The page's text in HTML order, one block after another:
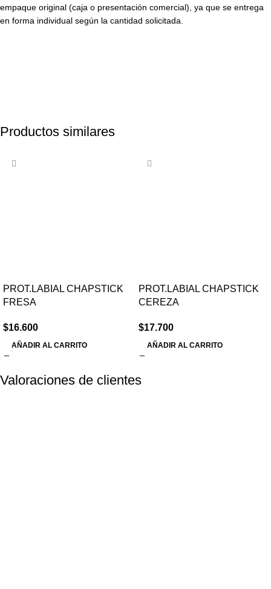
empaque original (caja o presentación comercial), ya que se entrega
en forma individual según la cantidad solicitada.
Productos similares
PROT.LABIAL CHAPSTICK
FRESA
$16.600
AÑADIR AL CARRITO
PROT.LABIAL CHAPSTICK
CEREZA
$17.700
AÑADIR AL CARRITO
Valoraciones de clientes